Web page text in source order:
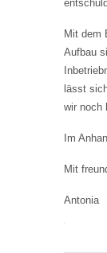
Mit dem
Aufbau
lässt
wir noch
Im
Mit
Antonia